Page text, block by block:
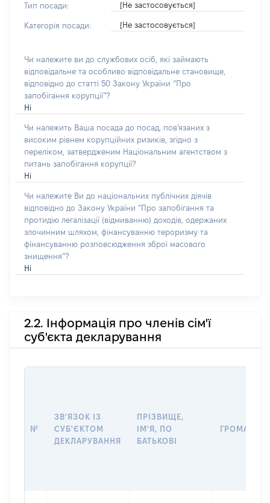
Тип посади: [Не застосовується]
Категорія посади: [Не застосовується]
Чи належите ви до службових осіб, які займають
відповідальне та особливо відповідальне становище,
відповідно до статті 50 Закону України “Про
запобігання корупції”?
Ні
Чи належить Ваша посада до посад, пов'язаних з
високим рівнем корупційних ризиків, згідно з
переліком, затвердженим Національним агентством з
питань запобігання корупції?
Ні
Чи належите Ви до національних публічних діячів
відповідно до Закону України “Про запобігання та
протидію легалізації (відмиванню) доходів, одержаних
злочинним шляхом, фінансуванню тероризму та
фінансуванню розповсюдження зброї масового
знищення”?
Ні
2.2. Інформація про членів сім'ї
суб'єкта декларування
№
ЗВ'ЯЗОК ІЗ
СУБ'ЄКТОМ
ДЕКЛАРУВАННЯ
ПРІЗВИЩЕ,
ІМ'Я, ПО
БАТЬКОВІ